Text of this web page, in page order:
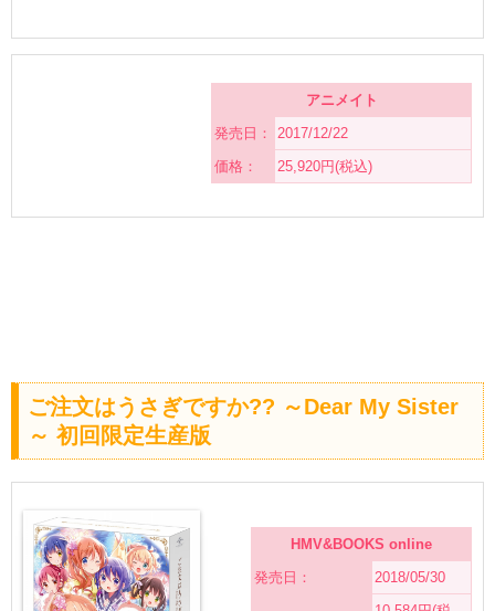
アニメイト
発売日：
2017/12/22
価格：
25,920円(税込)
ご注文はうさぎですか?? ～Dear My Sister
～ 初回限定生産版
HMV&BOOKS online
発売日：
2018/05/30